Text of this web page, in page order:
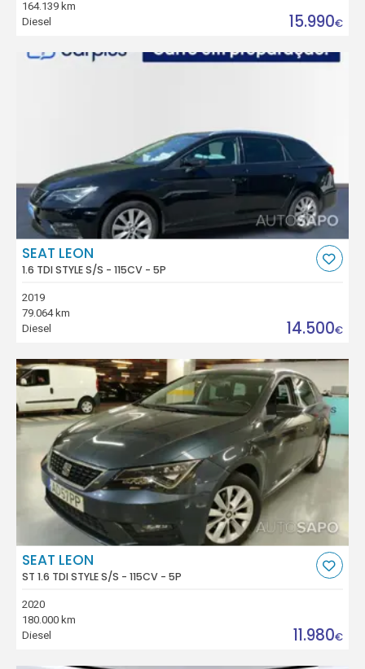
164.139 km
Diesel
15.990€
SEAT LEON
1.6 TDI STYLE S/S - 115CV - 5P
2019
79.064 km
Diesel
14.500€
SEAT LEON
ST 1.6 TDI STYLE S/S - 115CV - 5P
2020
180.000 km
Diesel
11.980€